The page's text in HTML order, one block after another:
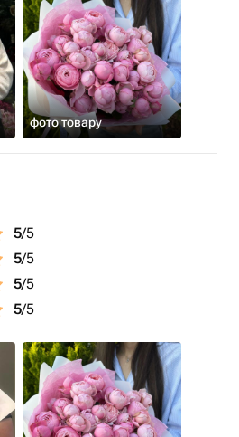
фото товару
5/5
5/5
5/5
5/5